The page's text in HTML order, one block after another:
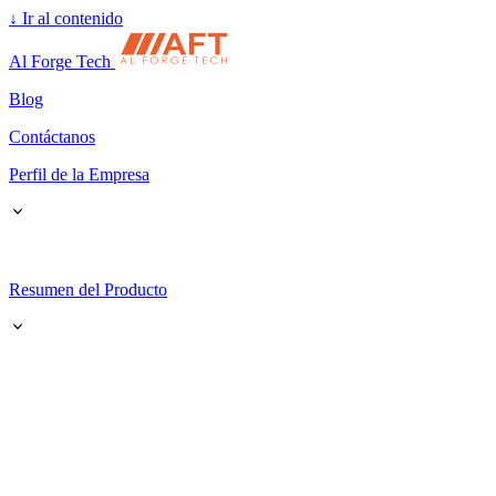
↓ Ir al contenido
Al Forge Tech
Blog
Contáctanos
Perfil de la Empresa
Resumen del Producto